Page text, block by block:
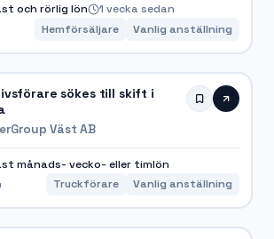
och rörlig lön
1 vecka sedan
Hemförsäljare
Vanlig anställning
sökes till skift i
Väst AB
månads- vecko- eller timlön
Truckförare Vanlig anställning